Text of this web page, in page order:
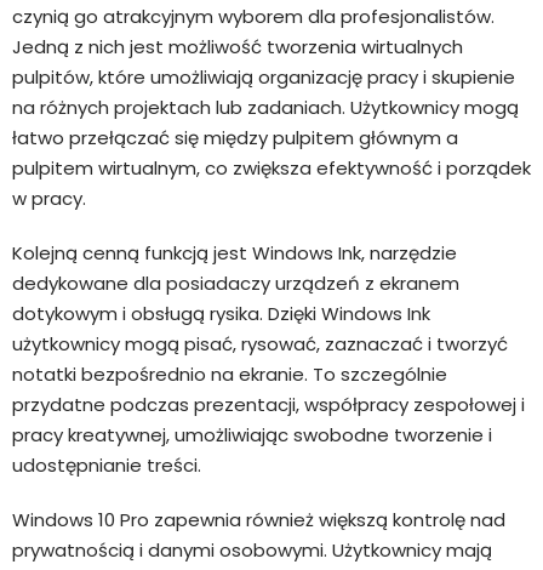
czynią go atrakcyjnym wyborem dla profesjonalistów.
Jedną z nich jest możliwość tworzenia wirtualnych
pulpitów, które umożliwiają organizację pracy i skupienie
na różnych projektach lub zadaniach. Użytkownicy mogą
łatwo przełączać się między pulpitem głównym a
pulpitem wirtualnym, co zwiększa efektywność i porządek
w pracy.
Kolejną cenną funkcją jest Windows Ink, narzędzie
dedykowane dla posiadaczy urządzeń z ekranem
dotykowym i obsługą rysika. Dzięki Windows Ink
użytkownicy mogą pisać, rysować, zaznaczać i tworzyć
notatki bezpośrednio na ekranie. To szczególnie
przydatne podczas prezentacji, współpracy zespołowej i
pracy kreatywnej, umożliwiając swobodne tworzenie i
udostępnianie treści.
Windows 10 Pro zapewnia również większą kontrolę nad
prywatnością i danymi osobowymi. Użytkownicy mają